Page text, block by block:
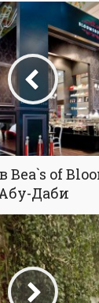
Bea`s of
Даби